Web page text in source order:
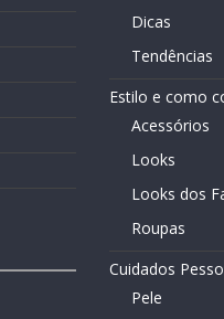
Dicas
Tendências
Estilo e como
Acessórios
Looks
Looks dos
Roupas
Cuidados
Pele